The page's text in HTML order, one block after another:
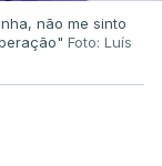
não me sinto
Foto: Luís